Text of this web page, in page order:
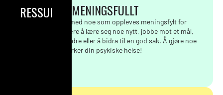
RESSURSER
GJØR NOE MENINGSFULLT
Hold deg aktiv med noe som oppleves meningsfylt for
deg. Det kan være å lære seg noe nytt, jobbe mot et mål,
gjøre noe for andre eller å bidra til en god sak. Å gjøre noe
meningsfylt styrker din psykiske helse!